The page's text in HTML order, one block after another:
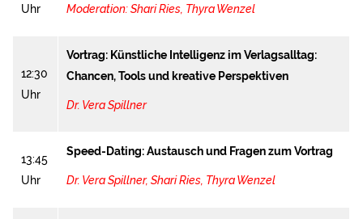
Uhr
Moderation:Shari Ries, Thyra Wenzel
12:30
Uhr
Vortrag: Künstliche Intelligenz im Verlagsalltag:
Chancen, Tools und kreative Perspektiven
Dr. Vera Spillner
13:45
Uhr
Speed-Dating: Austausch und Fragen zum Vortrag
Dr. Vera Spillner, Shari Ries, Thyra Wenzel